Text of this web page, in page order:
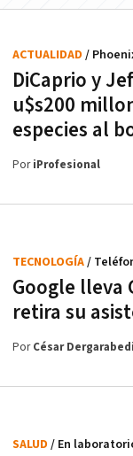
DiCaprio y
u$s200
especies al
ACTUALIDAD /
PoriProfesional
Google lleva
retira su
TECNOLOGÍA/
PorCésar
SALUD / En